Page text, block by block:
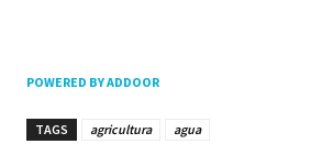
POWERED BY ADDOOR
TAGS agricultura agua